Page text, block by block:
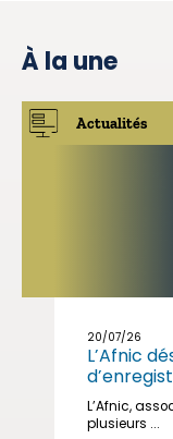
À la une
Actualités
20/07/26
L’Afnic
L’Afnic,
plusieurs ...